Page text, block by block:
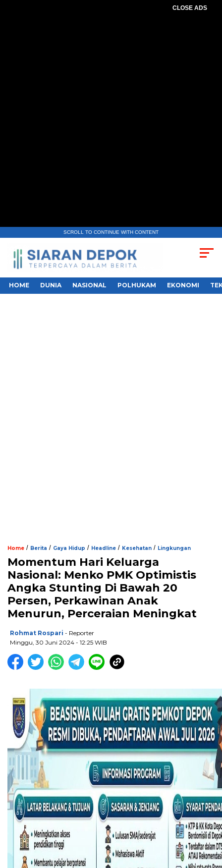
CLOSE ADS
SCROLL TO CONTINUE WITH CONTENT
HOME DUNIA NASIONAL POLHUKAM EKONOMI
Home / Berita / Gaya Hidup / Headline / Kesehatan / Lingkungan
Momentum Hari Keluarga
Nasional: Menko PMK Optimistis
Angka Stunting Di Bawah 20
Persen, Perkawinan Anak
Menurun, Perceraian Meningkat
Rohmat Rospari - Reporter
Minggu, 30 Juni 2024 - 12:25 WIB